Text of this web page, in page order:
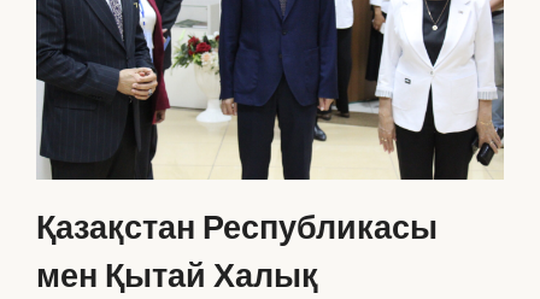
Қазақстан Республикасы
мен Қытай Халық